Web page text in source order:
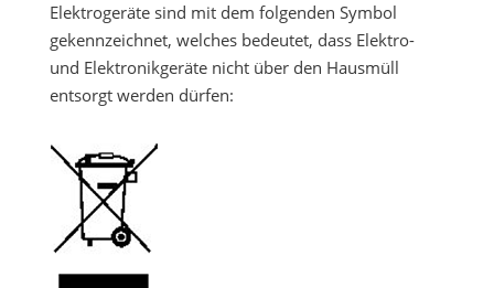
Elektrogeräte sind mit dem folgenden Symbol
gekennzeichnet, welches bedeutet, dass Elektro-
und Elektronikgeräte nicht über den Hausmüll
entsorgt werden dürfen: